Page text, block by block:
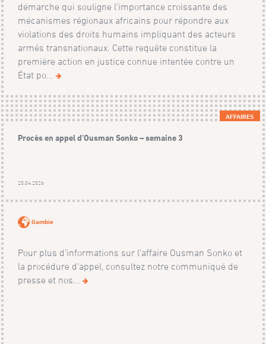
démarche qui souligne l’importance croissante des
mécanismes régionaux africains pour répondre aux
violations des droits humains impliquant des acteurs
armés transnationaux. Cette requête constitue la
première action en justice connue intentée contre un
État po...
AFFAIRES
Procès en appel d’Ousman Sonko – semaine 3
20.04.2026
Gambie
Pour plus d’informations sur l’affaire Ousman Sonko et
la procédure d’appel, consultez notre communiqué de
presse et nos...